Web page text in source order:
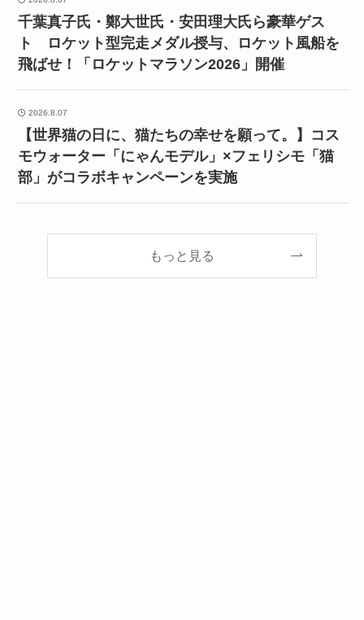
千葉真子氏・鄭大世氏・安田理大氏ら豪華ゲス
ト ロケット型完走メダル授与、ロケット風船を
飛ばせ！「ロケットマラソン2026」開催
2026.8.07
【世界猫の日に、猫たちの幸せを願って。】コス
モウォーター「にゃんモデル」×フェリシモ「猫
部」がコラボキャンペーンを実施
もっと見る